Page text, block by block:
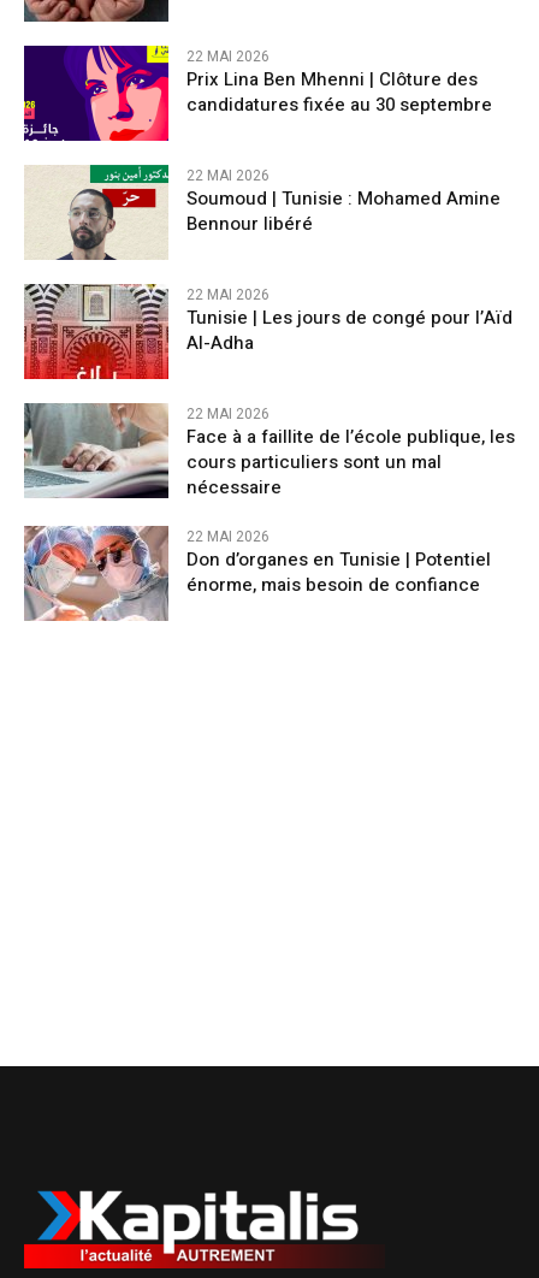
22 MAI 2026
Prix Lina Ben Mhenni | Clôture des
candidatures fixée au 30 septembre
22 MAI 2026
Soumoud | Tunisie : Mohamed Amine
Bennour libéré
22 MAI 2026
Tunisie | Les jours de congé pour l’Aïd
Al-Adha
22 MAI 2026
Face à a faillite de l’école publique, les
cours particuliers sont un mal
nécessaire
22 MAI 2026
Don d’organes en Tunisie | Potentiel
énorme, mais besoin de confiance